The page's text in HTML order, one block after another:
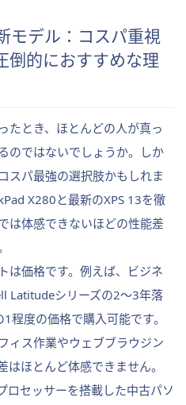
モデル：コスパ重視
倒的におすすめな理
たとき、ほとんどの人が真っ
のではないでしょうか。しか
スパ最強の選択肢かもしれま
X280と最新のXPS 13を徹
は体感できないほどの性能差
は価格です。例えば、ビジネ
Latitudeシリーズの2〜3年落
程度の価格で購入可能です。
ィス作業やウェブブラウジン
ほとんど体感できません。
ロセッサーを搭載した中古パソ